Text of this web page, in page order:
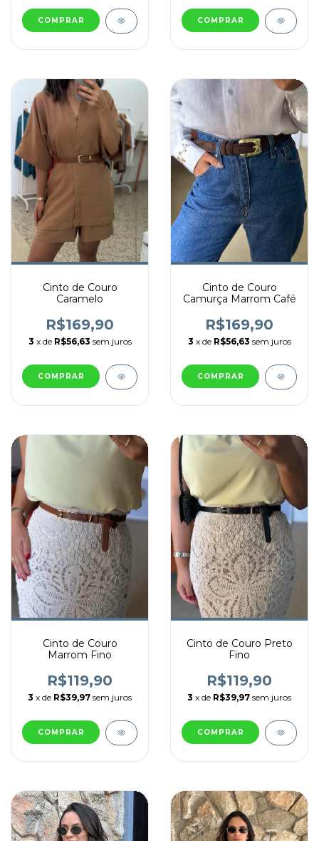
COMPRAR COMPRAR
Cinto de Couro
Caramelo
R$169,90
3 x de R$56,63 sem juros
COMPRAR
Cinto de Couro
Camurça Marrom Café
R$169,90
3 x de R$56,63 sem juros
COMPRAR
Cinto de Couro
Marrom Fino
R$119,90
3 x de R$39,97 sem juros
COMPRAR
Cinto de Couro Preto
Fino
R$119,90
3 x de R$39,97 sem juros
COMPRAR